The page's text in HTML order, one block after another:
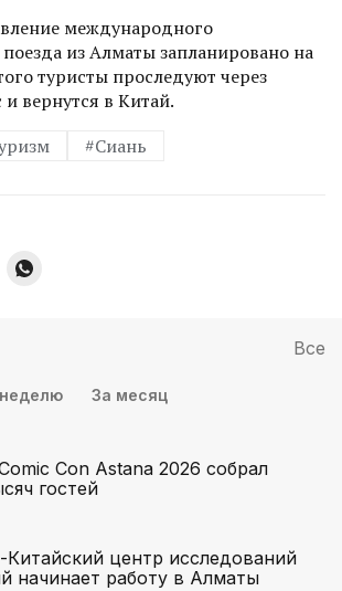
международного
поезда из Алматы запланировано на
туристы проследуют через
вернутся в Китай.
#Сиань
Все
За месяц
Con Astana 2026 собрал
гостей
Китайский центр исследований
начинает работу в Алматы